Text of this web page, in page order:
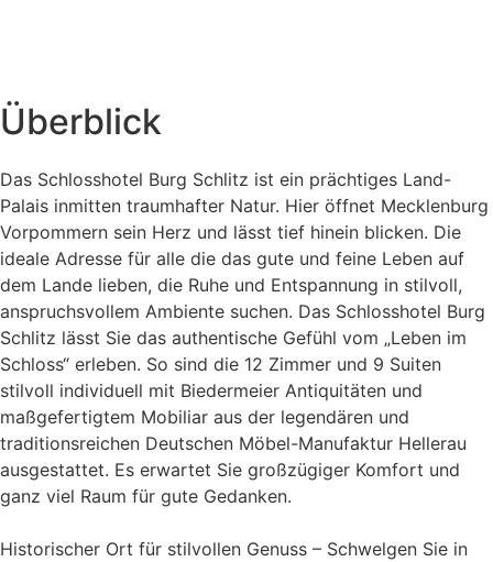
Überblick
Das Schlosshotel Burg Schlitz ist ein prächtiges Land-
Palais inmitten traumhafter Natur. Hier öffnet Mecklenburg
Vorpommern sein Herz und lässt tief hinein blicken. Die
ideale Adresse für alle die das gute und feine Leben auf
dem Lande lieben, die Ruhe und Entspannung in stilvoll,
anspruchsvollem Ambiente suchen. Das Schlosshotel Burg
Schlitz lässt Sie das authentische Gefühl vom „Leben im
Schloss“ erleben. So sind die 12 Zimmer und 9 Suiten
stilvoll individuell mit Biedermeier Antiquitäten und
maßgefertigtem Mobiliar aus der legendären und
traditionsreichen Deutschen Möbel-Manufaktur Hellerau
ausgestattet. Es erwartet Sie großzügiger Komfort und
ganz viel Raum für gute Gedanken.
Historischer Ort für stilvollen Genuss – Schwelgen Sie in